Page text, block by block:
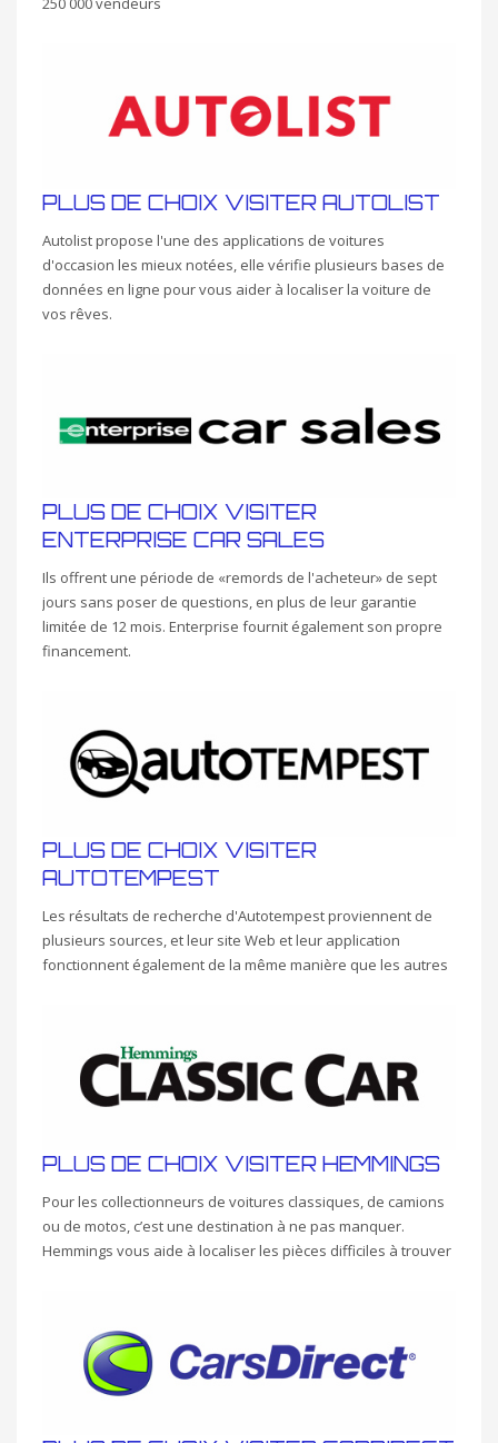
PLUS DE CHOIX VISITER AUTOLIST
Autolist propose l'une des applications de voitures
d'occasion les mieux notées, elle vérifie plusieurs bases de
données en ligne pour vous aider à localiser la voiture de
vos rêves.
PLUS DE CHOIX VISITER
ENTERPRISE CAR SALES
Ils offrent une période de «remords de l'acheteur» de sept
jours sans poser de questions, en plus de leur garantie
limitée de 12 mois. Enterprise fournit également son propre
financement.
PLUS DE CHOIX VISITER
AUTOTEMPEST
Les résultats de recherche d'Autotempest proviennent de
plusieurs sources, et leur site Web et leur application
fonctionnent également de la même manière que les autres
PLUS DE CHOIX VISITER HEMMINGS
Pour les collectionneurs de voitures classiques, de camions
ou de motos, c’est une destination à ne pas manquer.
Hemmings vous aide à localiser les pièces difficiles à trouver